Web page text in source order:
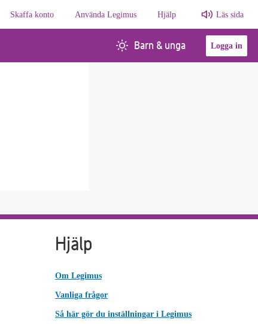
Skaffa konto Använda Legimus Hjälp Läs sida
Barn & unga Logga in
Hjälp
Om Legimus
Vanliga frågor
Så här gör du inställningar i Legimus